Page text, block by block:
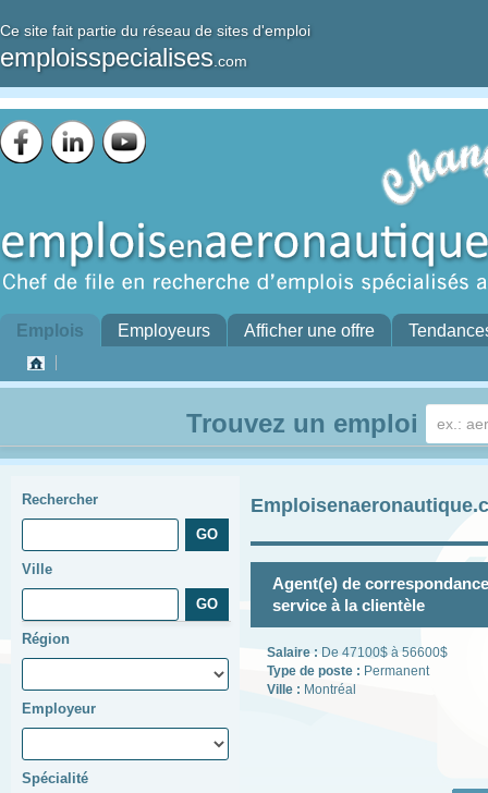
Ce site fait partie du réseau de sites d'emploi
emploisspecialises .com
Emplois Employeurs Afficher une offre
Trouvez un emploi
Rechercher
Ville
Région
Employeur
Spécialité
Agent(e) de
service à la clientèle
Salaire : De 47100$ à 56600$
Type de poste : Permanent
Ville : Montréal